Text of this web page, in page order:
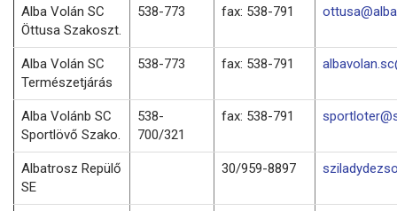
Alba Volán SC
Öttusa Szakoszt.
538-773 fax: 538-791
Alba Volán SC
Természetjárás
538-773 fax: 538-791
Alba Volánb SC
Sportlövő Szako.
538-
700/321
fax: 538-791
Albatrosz Repülő
SE
30/959-8897